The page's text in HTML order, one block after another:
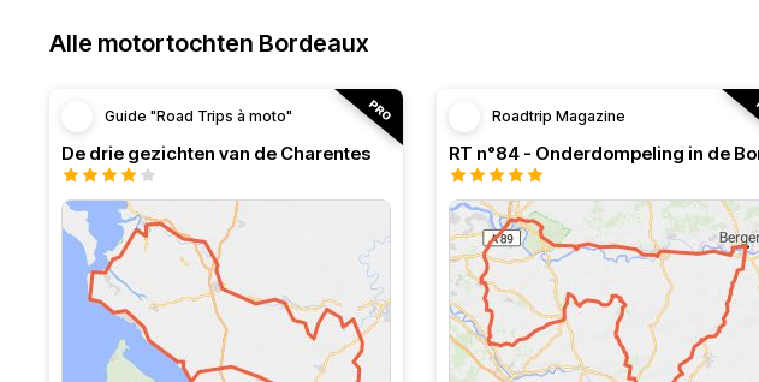
Alle motortochten Bordeaux
Guide "Road Trips à moto"
De drie gezichten van de Charentes
Roadtrip Magazine